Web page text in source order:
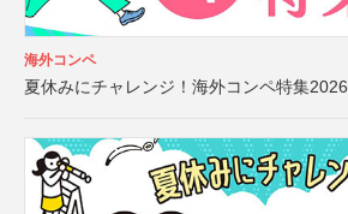
海外コンペ
夏休みにチャレンジ！海外コンペ特集2026